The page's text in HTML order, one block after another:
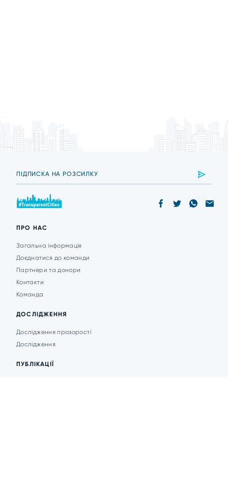
ПРО НАС
Загальна інформація
Доєднатися до команди
Партнери та донори
Контакти
Команда
ДОСЛІДЖЕННЯ
Дослідження прозорості
Дослідження
ПУБЛІКАЦІЇ